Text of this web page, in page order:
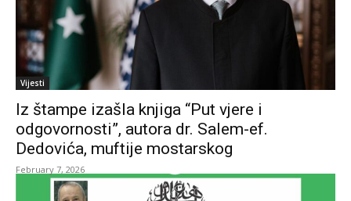
Vijesti
Iz štampe izašla knjiga “Put vjere i
odgovornosti”, autora dr. Salem-ef.
Dedovića, muftije mostarskog
February 7, 2026